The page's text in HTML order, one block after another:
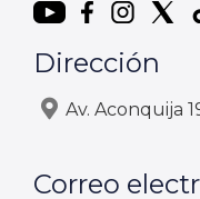
Dirección
Av. Aconquija
Correo